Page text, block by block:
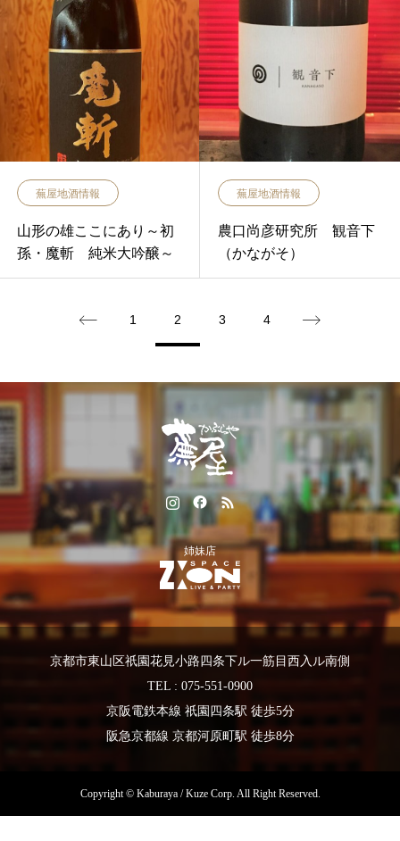
蕪屋地酒情報
山形の雄ここにあり～初
孫・魔斬 純米大吟醸～
蕪屋地酒情報
農口尚彦研究所 観音下
（かながそ）
1 2 3 4
姉妹店
京都市東山区祇園花見小路四条下ル一筋目西入ル南側
TEL : 075-551-0900
京阪電鉄本線 祇園四条駅 徒歩5分
阪急京都線 京都河原町駅 徒歩8分
Copyright © Kaburaya / Kuze Corp. All Right Reserved.